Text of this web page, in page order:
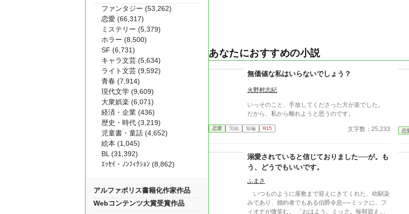
あなたにおすすめの小説
無価値な私はいらないでしょう？
火野村志紀
いっそのこと、手放してくださった方が楽でした。
だから、私から離れようと思うのです。
恋愛 完結 短編 R15 文字数：25,233 恋
溺愛されていると信じておりました──が。も
う、どうでもいいです。
ふまさ
いつものように屋敷まで迎えにきてくれた、幼馴染
みであり、婚約者でもある伯爵令息──ミックに、フ
ィオナが微笑む。 「おはよう、ミック。毎朝迎えに
ファンタジー (53,262)
恋愛 (66,317)
ミステリー (5,379)
ホラー (8,500)
SF (6,731)
キャラ文芸 (5,634)
ライト文芸 (9,592)
青春 (7,914)
現代文学 (9,609)
大衆娯楽 (6,071)
経済・企業 (436)
歴史・時代 (3,219)
児童書・童話 (4,652)
絵本 (1,045)
BL (31,392)
ｴｯｾｲ・ﾉﾝﾌｨｸｼｮﾝ (8,862)
アルファポリス書籍化作家作品
Webコンテンツ大賞受賞作品